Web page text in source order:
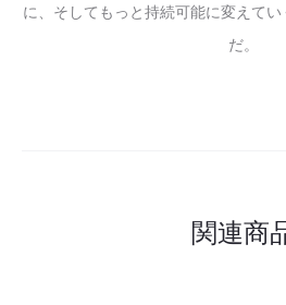
に、そしてもっと持続可能に変えて
だ。
関連商